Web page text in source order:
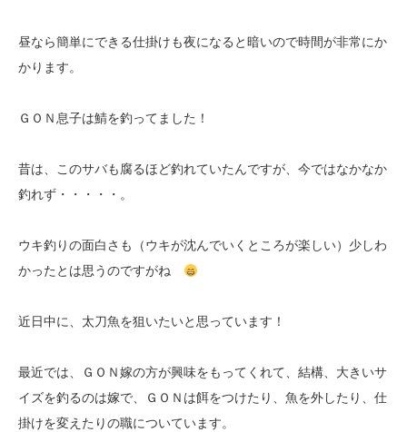
昼なら簡単にできる仕掛けも夜になると暗いので時間が非常にか
かります。
ＧＯＮ息子は鯖を釣ってました！
昔は、このサバも腐るほど釣れていたんですが、今ではなかなか
釣れず・・・・・。
ウキ釣りの面白さも（ウキが沈んでいくところが楽しい）少しわ
かったとは思うのですがね
近日中に、太刀魚を狙いたいと思っています！
最近では、ＧＯＮ嫁の方が興味をもってくれて、結構、大きいサ
イズを釣るのは嫁で、ＧＯＮは餌をつけたり、魚を外したり、仕
掛けを変えたりの職についています。